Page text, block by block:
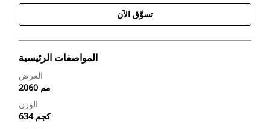
تسوَّق الآن
المواصفات الرئيسية
العرض
2060 مم
الوزن
634 كجم